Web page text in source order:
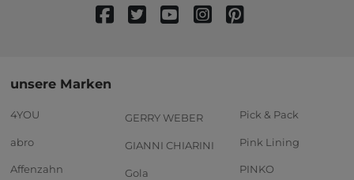
unsere Marken
4YOU
abro
Affenzahn
GERRY WEBER
GIANNI CHIARINI
Gola
Pick & Pack
Pink Lining
PINKO